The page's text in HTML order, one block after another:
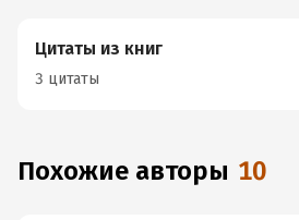
Цитаты из книг
3 цитаты
Похожие авторы 10